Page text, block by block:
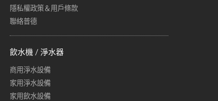
隱私權政策＆用戶條款
聯絡普德
飲水機 / 淨水器
商用淨水設備
家用淨水設備
家用飲水設備